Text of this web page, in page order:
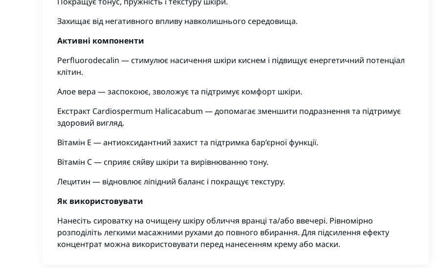
Захищає від негативного впливу навколишнього середовища.
Активні компоненти
Perfluorodecalin — стимулює насичення шкіри киснем і підвищує енергетичний потенціал
клітин.
Алое вера — заспокоює, зволожує та підтримує комфорт шкіри.
Екстракт Cardiospermum Halicacabum — допомагає зменшити подразнення та підтримує
здоровий вигляд.
Вітамін E — антиоксидантний захист та підтримка бар’єрної функції.
Вітамін C — сприяє сяйву шкіри та вирівнюванню тону.
Лецитин — відновлює ліпідний баланс і покращує текстуру.
Як використовувати
Нанесіть сироватку на очищену шкіру обличчя вранці та/або ввечері. Рівномірно
розподіліть легкими масажними рухами до повного вбирання. Для підсилення ефекту
концентрат можна використовувати перед нанесенням крему або маски.